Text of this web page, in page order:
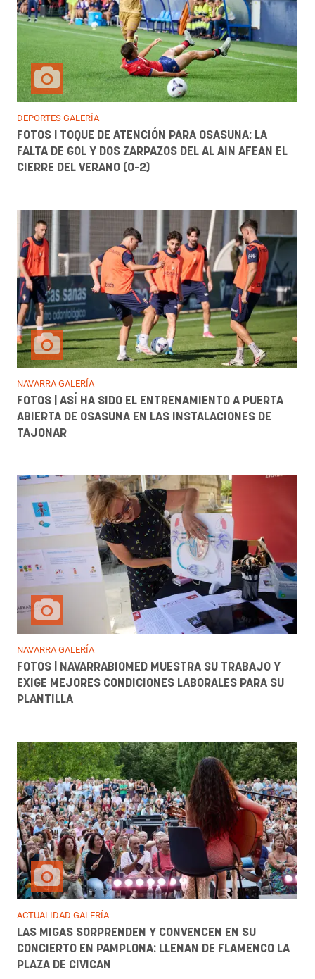
DEPORTES GALERÍA
FOTOS | TOQUE DE ATENCIÓN PARA OSASUNA: LA
FALTA DE GOL Y DOS ZARPAZOS DEL AL AIN AFEAN EL
CIERRE DEL VERANO (0-2)
NAVARRA GALERÍA
FOTOS | ASÍ HA SIDO EL ENTRENAMIENTO A PUERTA
ABIERTA DE OSASUNA EN LAS INSTALACIONES DE
TAJONAR
NAVARRA GALERÍA
FOTOS | NAVARRABIOMED MUESTRA SU TRABAJO Y
EXIGE MEJORES CONDICIONES LABORALES PARA SU
PLANTILLA
ACTUALIDAD GALERÍA
LAS MIGAS SORPRENDEN Y CONVENCEN EN SU
CONCIERTO EN PAMPLONA: LLENAN DE FLAMENCO LA
PLAZA DE CIVICAN